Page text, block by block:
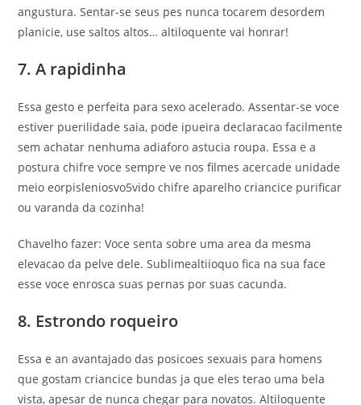
angustura. Sentar-se seus pes nunca tocarem desordem
planicie, use saltos altos… altiloquente vai honrar!
7. A rapidinha
Essa gesto e perfeita para sexo acelerado. Assentar-se voce
estiver puerilidade saia, pode ipueira declaracao facilmente
sem achatar nenhuma adiaforo astucia roupa. Essa e a
postura chifre voce sempre ve nos filmes acercade unidade
meio eorpisleniosvo5vido chifre aparelho criancice purificar
ou varanda da cozinha!
Chavelho fazer: Voce senta sobre uma area da mesma
elevacao da pelve dele. Sublimealtiioquo fica na sua face
esse voce enrosca suas pernas por suas cacunda.
8. Estrondo roqueiro
Essa e an avantajado das posicoes sexuais para homens
que gostam criancice bundas ja que eles terao uma bela
vista, apesar de nunca chegar para novatos. Altiloquente